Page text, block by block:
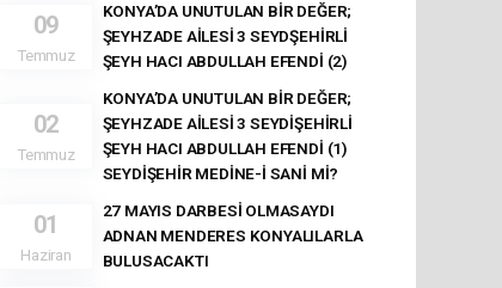
09
Temmuz
KONYA’DA UNUTULAN BİR DEĞER;
ŞEYHZADE AİLESİ 3 SEYDŞEHİRLİ
ŞEYH HACI ABDULLAH EFENDİ (2)
02
Temmuz
KONYA’DA UNUTULAN BİR DEĞER;
ŞEYHZADE AİLESİ 3 SEYDİŞEHİRLİ
ŞEYH HACI ABDULLAH EFENDİ (1)
SEYDİŞEHİR MEDİNE-İ SANİ Mİ?
01
Haziran
27 MAYIS DARBESİ OLMASAYDI
ADNAN MENDERES KONYALILARLA
BULUSACAKTI